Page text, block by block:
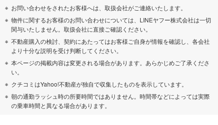
お問い合わせをされたお客様へは、取扱会社がご連絡いたします。
物件に関するお客様のお問い合わせについては、LINEヤフー株式会社は一切
関与いたしません。取扱会社に直接ご確認ください。
不動産購入の検討、契約にあたってはお客様ご自身が情報を確認し、各会社
より十分な説明を受け判断してください。
本ページの掲載内容は変更される場合があります。あらかじめご了承くださ
い。
クチコミはYahoo!不動産が独自で収集したものを表示しています。
朝の通勤ラッシュ時の所要時間ではありません。時間帯などによっては実際
の乗車時間と異なる場合があります。